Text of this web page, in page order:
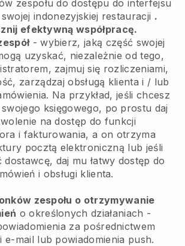
zespołu do dostępu do interfejsu
indonezyjskiej restauracji .
efektywną współpracę.
- wybierz, jaką część swojej
uzyskać, niezależnie od tego,
zajmuj się rozliczeniami,
zarządzaj obsługą klienta i / lub
Na przykład, jeśli chcesz
księgowego, po prostu daj
na dostęp do funkcji
i fakturowania, a on otrzyma
pocztą elektroniczną lub jeśli
dostawcę, daj mu łatwy dostęp do
i obsługi klienta.
zespołu o otrzymywanie
o określonych działaniach -
za pośrednictwem
e-mail lub powiadomienia push.